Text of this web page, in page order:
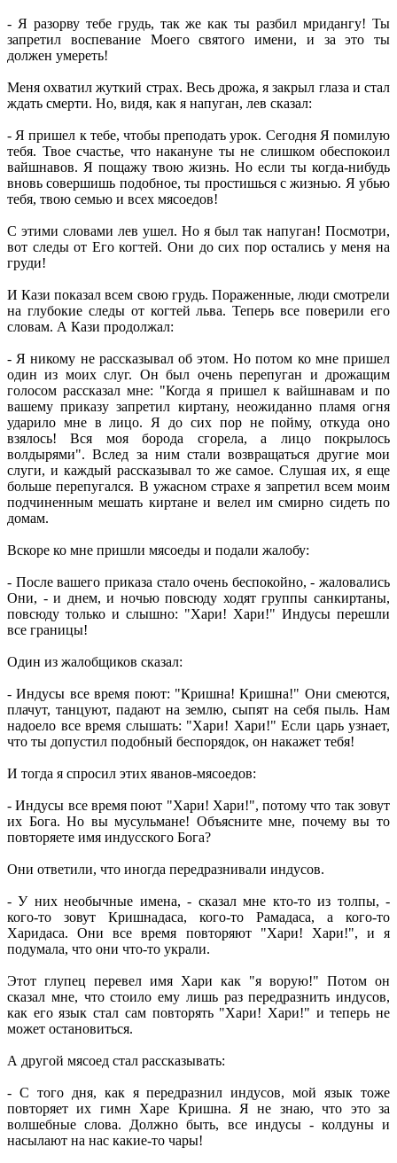
- Я разорву тебе грудь, так же как ты разбил мридангу! Ты
запретил воспевание Моего святого имени, и за это ты
должен умереть!
Меня охватил жуткий страх. Весь дрожа, я закрыл глаза и стал
ждать смерти. Но, видя, как я напуган, лев сказал:
- Я пришел к тебе, чтобы преподать урок. Сегодня Я помилую
тебя. Твое счастье, что накануне ты не слишком обеспокоил
вайшнавов. Я пощажу твою жизнь. Но если ты когда-нибудь
вновь совершишь подобное, ты простишься с жизнью. Я убью
тебя, твою семью и всех мясоедов!
С этими словами лев ушел. Но я был так напуган! Посмотри,
вот следы от Его когтей. Они до сих пор остались у меня на
груди!
И Кази показал всем свою грудь. Пораженные, люди смотрели
на глубокие следы от когтей льва. Теперь все поверили его
словам. А Кази продолжал:
- Я никому не рассказывал об этом. Но потом ко мне пришел
один из моих слуг. Он был очень перепуган и дрожащим
голосом рассказал мне: "Когда я пришел к вайшнавам и по
вашему приказу запретил киртану, неожиданно пламя огня
ударило мне в лицо. Я до сих пор не пойму, откуда оно
взялось! Вся моя борода сгорела, а лицо покрылось
волдырями". Вслед за ним стали возвращаться другие мои
слуги, и каждый рассказывал то же самое. Слушая их, я еще
больше перепугался. В ужасном страхе я запретил всем моим
подчиненным мешать киртане и велел им смирно сидеть по
домам.
Вскоре ко мне пришли мясоеды и подали жалобу:
- После вашего приказа стало очень беспокойно, - жаловались
Они, - и днем, и ночью повсюду ходят группы санкиртаны,
повсюду только и слышно: "Хари! Хари!" Индусы перешли
все границы!
Один из жалобщиков сказал:
- Индусы все время поют: "Кришна! Кришна!" Они смеются,
плачут, танцуют, падают на землю, сыпят на себя пыль. Нам
надоело все время слышать: "Хари! Хари!" Если царь узнает,
что ты допустил подобный беспорядок, он накажет тебя!
И тогда я спросил этих яванов-мясоедов:
- Индусы все время поют "Хари! Хари!", потому что так зовут
их Бога. Но вы мусульмане! Объясните мне, почему вы то
повторяете имя индусского Бога?
Они ответили, что иногда передразнивали индусов.
- У них необычные имена, - сказал мне кто-то из толпы, -
кого-то зовут Кришнадаса, кого-то Рамадаса, а кого-то
Харидаса. Они все время повторяют "Хари! Хари!", и я
подумала, что они что-то украли.
Этот глупец перевел имя Хари как "я ворую!" Потом он
сказал мне, что стоило ему лишь раз передразнить индусов,
как его язык стал сам повторять "Хари! Хари!" и теперь не
может остановиться.
А другой мясоед стал рассказывать:
- С того дня, как я передразнил индусов, мой язык тоже
повторяет их гимн Харе Кришна. Я не знаю, что это за
волшебные слова. Должно быть, все индусы - колдуны и
насылают на нас какие-то чары!